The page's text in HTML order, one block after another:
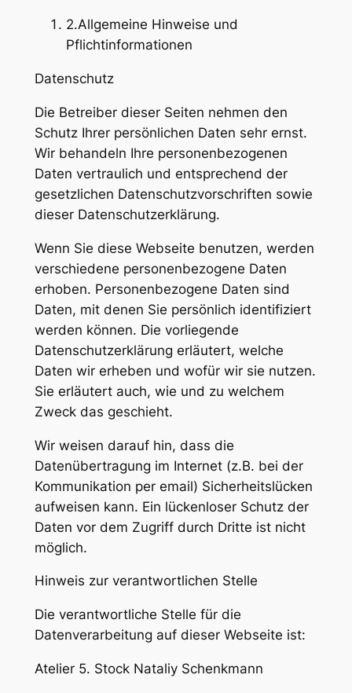
2.Allgemeine Hinweise und
Pflichtinformationen
Datenschutz
Die Betreiber dieser Seiten nehmen den
Schutz Ihrer persönlichen Daten sehr ernst.
Wir behandeln Ihre personenbezogenen
Daten vertraulich und entsprechend der
gesetzlichen Datenschutzvorschriften sowie
dieser Datenschutzerklärung.
Wenn Sie diese Webseite benutzen, werden
verschiedene personenbezogene Daten
erhoben. Personenbezogene Daten sind
Daten, mit denen Sie persönlich identifiziert
werden können. Die vorliegende
Datenschutzerklärung erläutert, welche
Daten wir erheben und wofür wir sie nutzen.
Sie erläutert auch, wie und zu welchem
Zweck das geschieht.
Wir weisen darauf hin, dass die
Datenübertragung im Internet (z.B. bei der
Kommunikation per email) Sicherheitslücken
aufweisen kann. Ein lückenloser Schutz der
Daten vor dem Zugriff durch Dritte ist nicht
möglich.
Hinweis zur verantwortlichen Stelle
Die verantwortliche Stelle für die
Datenverarbeitung auf dieser Webseite ist:
Atelier 5. Stock Nataliy Schenkmann